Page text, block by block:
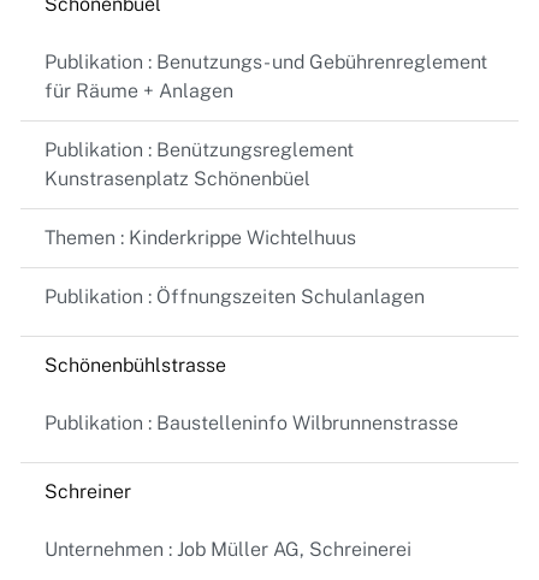
Publikation : Benutzungs- und Gebührenreglement
für Räume + Anlagen
Publikation : Benützungsreglement
Kunstrasenplatz Schönenbüel
Themen : Kinderkrippe Wichtelhuus
Publikation : Öffnungszeiten Schulanlagen
Schönenbühlstrasse
Publikation : Baustelleninfo Wilbrunnenstrasse
Schreiner
Unternehmen : Job Müller AG, Schreinerei